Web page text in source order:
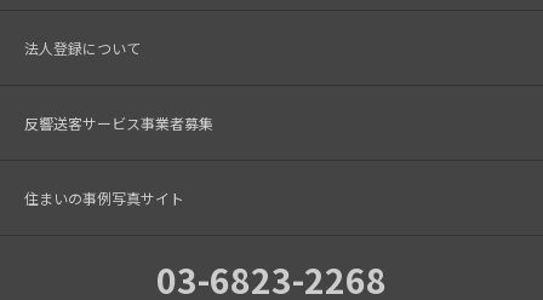
法人登録について
反響送客サービス事業者募集
住まいの事例写真サイト
03-6823-2268